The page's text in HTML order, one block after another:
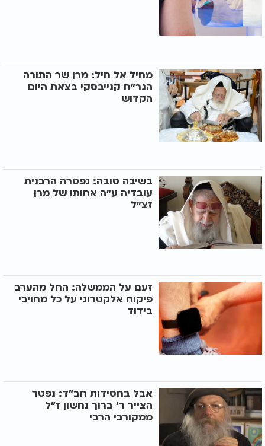
מחיל אל חיל: מרן שר התורה
הגר"ח קנייבסקי בצאת היום
הקדוש
בשיבה טובה: נפטרה הרבנית
עובדיה ע"ה אחותו של מרן
זצ"ל
זעם על הממשלה: החל מהערב
פיקוח אלקטרוני על כל מחויבי
בידוד
אבל בחסידות חב"ד: נפטר
הצייר ר’ ברוך נחשון ז"ל
ממקורבי הרבי